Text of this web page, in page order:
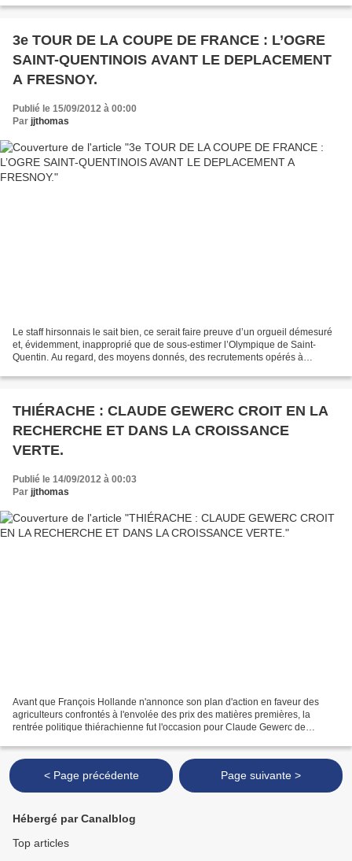
3e TOUR DE LA COUPE DE FRANCE : L’OGRE
SAINT-QUENTINOIS AVANT LE DEPLACEMENT
A FRESNOY.
Publié le 15/09/2012 à 00:00
Par jjthomas
Le staff hirsonnais le sait bien, ce serait faire preuve d’un orgueil démesuré
et, évidemment, inapproprié que de sous-estimer l’Olympique de Saint-
Quentin. Au regard, des moyens donnés, des recrutements opérés à
THIÉRACHE : CLAUDE GEWERC CROIT EN LA
RECHERCHE ET DANS LA CROISSANCE
VERTE.
Publié le 14/09/2012 à 00:03
Par jjthomas
Avant que François Hollande n'annonce son plan d'action en faveur des
agriculteurs confrontés à l'envolée des prix des matières premières, la
rentrée politique thiérachienne fut l'occasion pour Claude Gewerc de
< Page précédente Page suivante >
Hébergé par Canalblog
Top articles